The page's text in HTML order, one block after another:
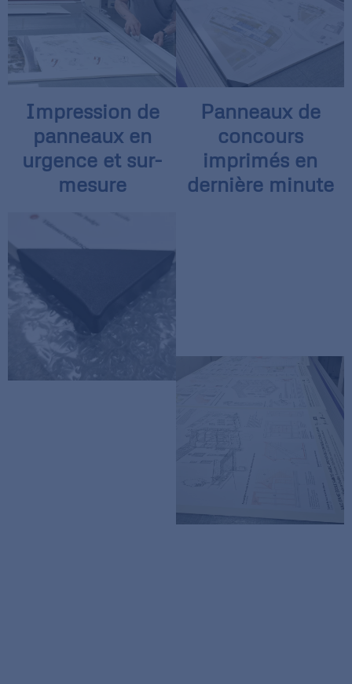
Impression de
panneaux en
urgence et sur-
mesure
Panneaux de
concours
imprimés en
dernière minute